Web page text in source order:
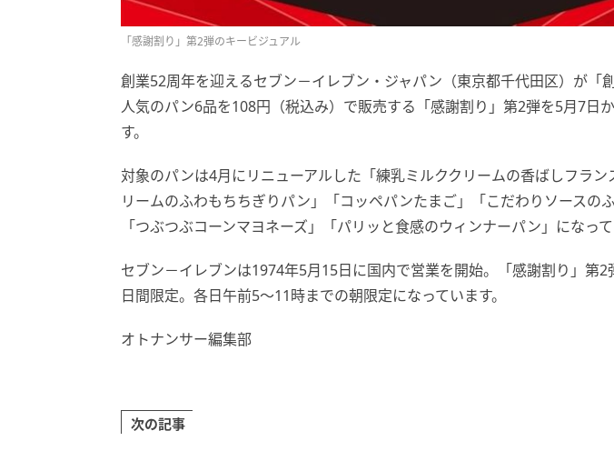
「感謝割り」第2弾のキービジュアル
創業52周年を迎えるセブン－イレブン・ジャパン（東京都千代田区）が「
人気のパン6品を108円（税込み）で販売する「感謝割り」第2弾を5月7日
す。
対象のパンは4月にリニューアルした「練乳ミルククリームの香ばしフラン
リームのふわもちちぎりパン」「コッペパンたまご」「こだわりソースの
「つぶつぶコーンマヨネーズ」「パリッと食感のウィンナーパン」になって
セブン－イレブンは1974年5月15日に国内で営業を開始。「感謝割り」第
日間限定。各日午前5～11時までの朝限定になっています。
オトナンサー編集部
次の記事